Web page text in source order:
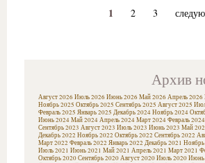
1 2 3
Архив
Август 2026 Июль 2026 Июнь 2026 Май 2026 Апрель 2026
Ноябрь 2025 Октябрь 2025 Сентябрь 2025 Август 2025
Февраль 2025 Январь 2025 Декабрь 2024Ноябрь 2024
Июнь 2024Май 2024Апрель 2024Март 2024Февраль 2024
Сентябрь 2023 Август 2023 Июль 2023 Июнь 2023 Май
Декабрь 2022 Ноябрь 2022 Октябрь 2022 Сентябрь 2022
Март 2022 Февраль 2022 Январь 2022 Декабрь 2021 Ноябрь
Июль 2021 Июнь 2021 Май 2021 Апрель 2021 Март 2021
Октябрь 2020Сентябрь 2020Август 2020Июль 2020Июнь